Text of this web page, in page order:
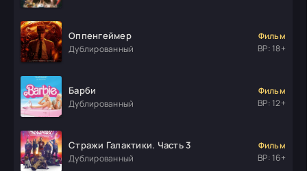
Оппенгеймер
Дублированный
Фильм
ВР: 18+
Барби
Дублированный
Фильм
ВР: 12+
Стражи Галактики. Часть 3
Дублированный
Фильм
ВР: 16+